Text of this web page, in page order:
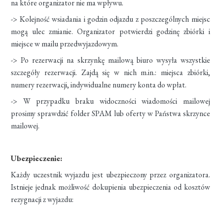
na które organizator nie ma wpływu.
-> Kolejność wsiadania i godzin odjazdu z poszczególnych miejsc
mogą ulec zmianie. Organizator potwierdzi godzinę zbiórki i
miejsce w mailu przedwyjazdowym.
-> Po rezerwacji na skrzynkę mailową biuro wysyła wszystkie
szczegóły rezerwacji. Zajdą się w nich m.in.: miejsca zbiórki,
numery rezerwacji, indywidualne numery konta do wpłat.
-> W przypadku braku widoczności wiadomości mailowej
prosimy sprawdzić folder SPAM lub oferty w Państwa skrzynce
mailowej.
Ubezpieczenie:
Każdy uczestnik wyjazdu jest ubezpieczony przez organizatora.
Istnieje jednak możliwość dokupienia ubezpieczenia od kosztów
rezygnacji z wyjazdu: